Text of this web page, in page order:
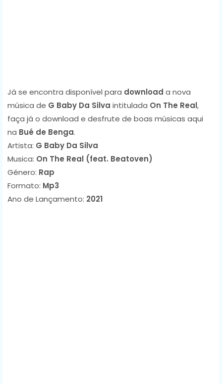
Já se encontra disponível para download a nova
música de G Baby Da Silva intitulada On The Real,
faça já o download e desfrute de boas músicas aqui
na Bué de Benga.
Artista: G Baby Da Silva
Musica: On The Real (feat. Beatoven)
Género: Rap
Formato: Mp3
Ano de Lançamento: 2021